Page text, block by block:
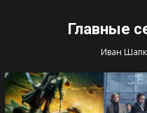
Главные
Иван